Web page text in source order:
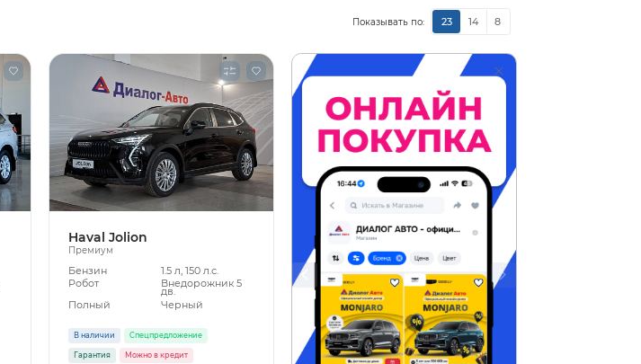
Показывать по: 23 14 8
Haval Jolion
Премиум
Бензин
1.5 л, 150 л.с.
Робот
Внедорожник 5
дв.
Полный
Черный
В наличии Спецпредложение
Гарантия Можно в кредит